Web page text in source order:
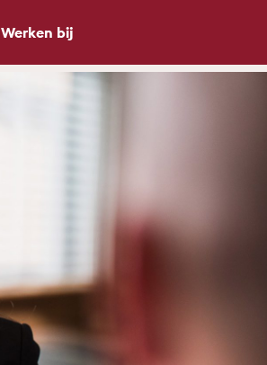
Werken bij